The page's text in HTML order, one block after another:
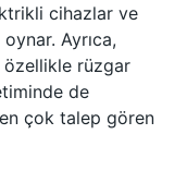
cihazlar ve
Ayrıca,
özellikle rüzgar
de
en çok talep gören